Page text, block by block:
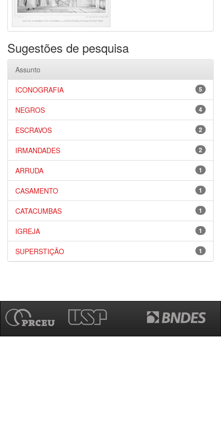
Sugestões de pesquisa
Assunto
5
ICONOGRAFIA
4
NEGROS
2
ESCRAVOS
2
IRMANDADES
1
ARRUDA
1
CASAMENTO
1
CATACUMBAS
1
IGREJA
1
SUPERSTIÇÃO